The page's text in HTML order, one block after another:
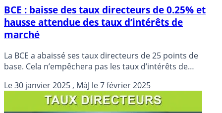
BCE : baisse des taux directeurs de 0.25% et
hausse attendue des taux d’intérêts de
marché
La BCE a abaissé ses taux directeurs de 25 points de
base. Cela n’empêchera pas les taux d’intérêts de
Le30 janvier 2025 , MàJ le7 février 2025